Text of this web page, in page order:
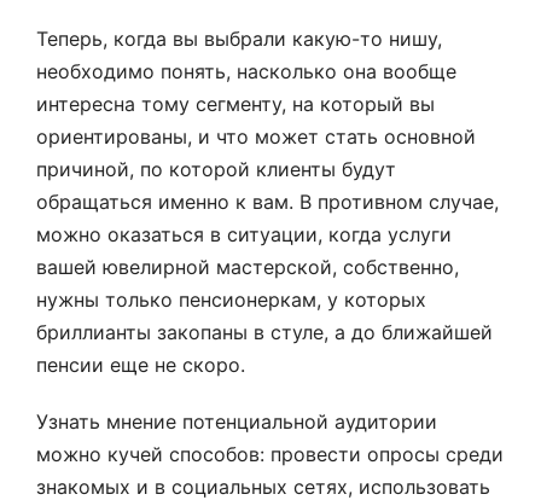
Теперь, когда вы выбрали какую-то нишу,
необходимо понять, насколько она вообще
интересна тому сегменту, на который вы
ориентированы, и что может стать основной
причиной, по которой клиенты будут
обращаться именно к вам. В противном случае,
можно оказаться в ситуации, когда услуги
вашей ювелирной мастерской, собственно,
нужны только пенсионеркам, у которых
бриллианты закопаны в стуле, а до ближайшей
пенсии еще не скоро.
Узнать мнение потенциальной аудитории
можно кучей способов: провести опросы среди
знакомых и в социальных сетях, использовать